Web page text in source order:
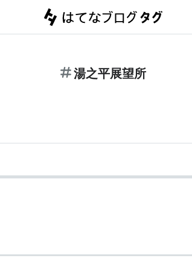
湯之平展望所